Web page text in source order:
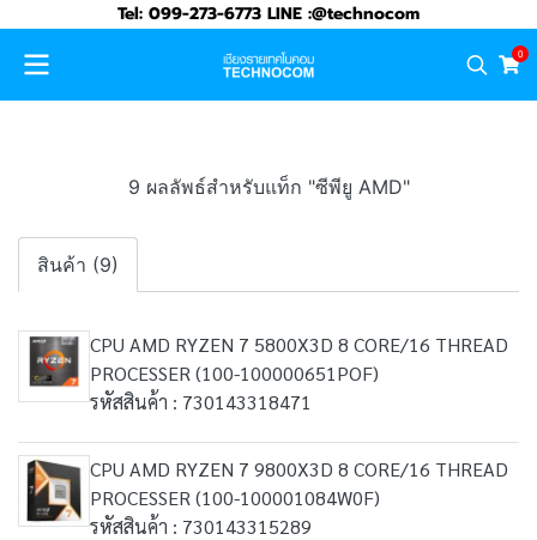
Tel: 099-273-6773 LINE :@technocom
0
9 ผลลัพธ์สำหรับแท็ก "ซีพียู AMD"
สินค้า (9)
CPU AMD RYZEN 7 5800X3D 8 CORE/16 THREAD
PROCESSER (100-100000651POF)
รหัสสินค้า : 730143318471
CPU AMD RYZEN 7 9800X3D 8 CORE/16 THREAD
PROCESSER (100-100001084W0F)
รหัสสินค้า : 730143315289